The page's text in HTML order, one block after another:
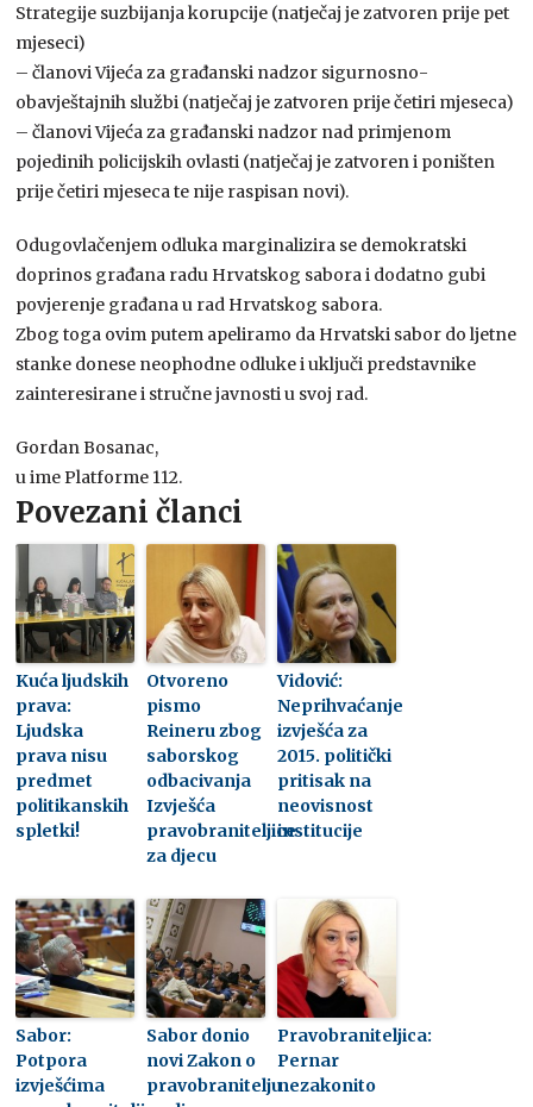
Strategije suzbijanja korupcije (natječaj je zatvoren prije pet
mjeseci)
– članovi Vijeća za građanski nadzor sigurnosno-
obavještajnih službi (natječaj je zatvoren prije četiri mjeseca)
– članovi Vijeća za građanski nadzor nad primjenom
pojedinih policijskih ovlasti (natječaj je zatvoren i poništen
prije četiri mjeseca te nije raspisan novi).
Odugovlačenjem odluka marginalizira se demokratski
doprinos građana radu Hrvatskog sabora i dodatno gubi
povjerenje građana u rad Hrvatskog sabora.
Zbog toga ovim putem apeliramo da Hrvatski sabor do ljetne
stanke donese neophodne odluke i uključi predstavnike
zainteresirane i stručne javnosti u svoj rad.
Gordan Bosanac,
u ime Platforme 112.
Povezani članci
Kuća ljudskih
prava:
Ljudska
prava nisu
predmet
politikanskih
spletki!
Otvoreno
pismo
Reineru zbog
saborskog
odbacivanja
Izvješća
pravobraniteljice
za djecu
Vidović:
Neprihvaćanje
izvješća za
2015. politički
pritisak na
neovisnost
institucije
Sabor:
Potpora
izvješćima
Sabor donio
novi Zakon o
pravobranitelju
Pravobraniteljica:
Pernar
nezakonito